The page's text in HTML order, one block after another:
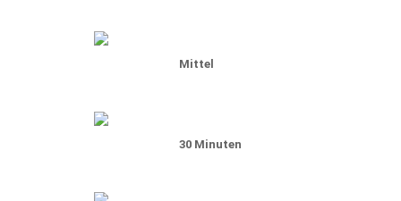
Mittel
30 Minuten